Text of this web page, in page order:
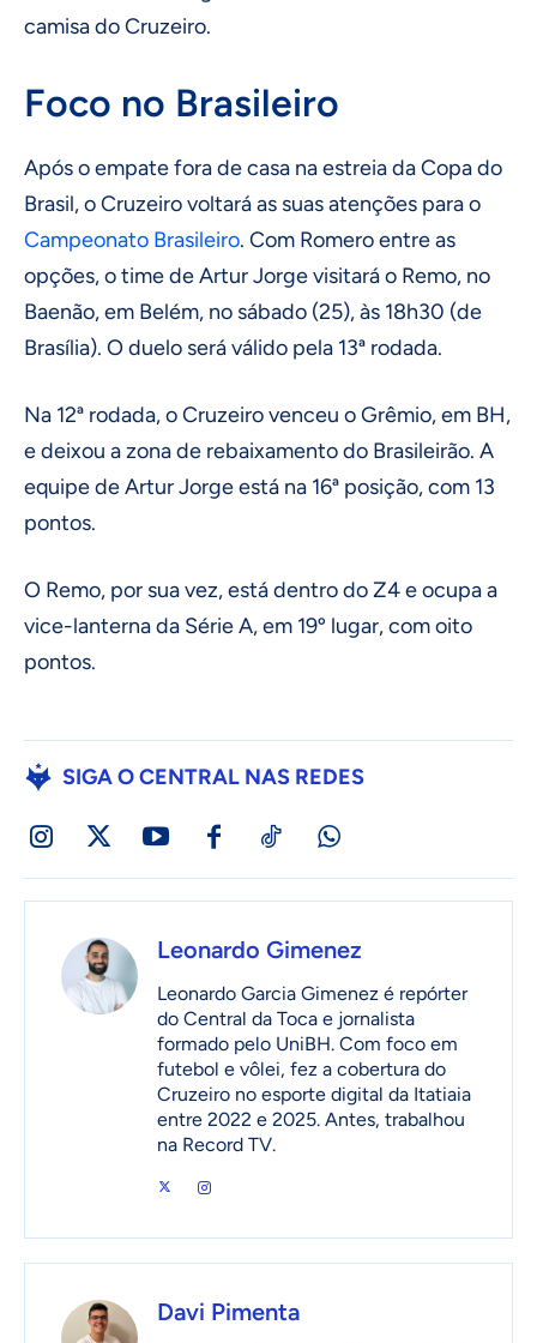
camisa do Cruzeiro.
Foco no Brasileiro
Após o empate fora de casa na estreia da Copa do
Brasil, o Cruzeiro voltará as suas atenções para o
Campeonato Brasileiro. Com Romero entre as
opções, o time de Artur Jorge visitará o Remo, no
Baenão, em Belém, no sábado (25), às 18h30 (de
Brasília). O duelo será válido pela 13ª rodada.
Na 12ª rodada, o Cruzeiro venceu o Grêmio, em BH,
e deixou a zona de rebaixamento do Brasileirão. A
equipe de Artur Jorge está na 16ª posição, com 13
pontos.
O Remo, por sua vez, está dentro do Z4 e ocupa a
vice-lanterna da Série A, em 19º lugar, com oito
pontos.
SIGA O CENTRAL NAS REDES
Leonardo Gimenez
Leonardo Garcia Gimenez é repórter
do Central da Toca e jornalista
formado pelo UniBH. Com foco em
futebol e vôlei, fez a cobertura do
Cruzeiro no esporte digital da Itatiaia
entre 2022 e 2025. Antes, trabalhou
na Record TV.
Davi Pimenta